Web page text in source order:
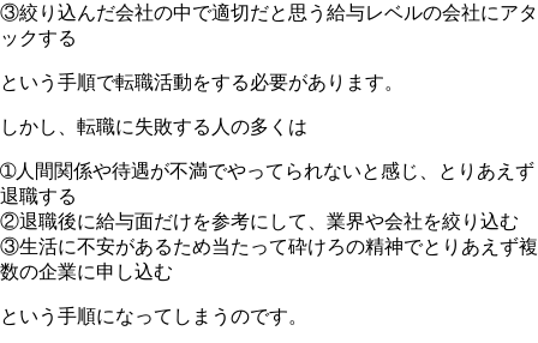
③絞り込んだ会社の中で適切だと思う給与レベルの会社にアタ
ックする
という手順で転職活動をする必要があります。
しかし、転職に失敗する人の多くは
➀人間関係や待遇が不満でやってられないと感じ、とりあえず
退職する
②退職後に給与面だけを参考にして、業界や会社を絞り込む
③生活に不安があるため当たって砕けろの精神でとりあえず複
数の企業に申し込む
という手順になってしまうのです。